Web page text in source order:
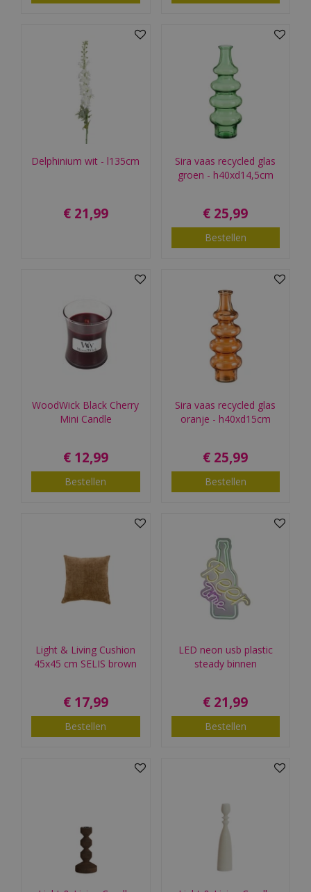
Delphinium wit - l135cm
€ 21,99
Sira vaas recycled glas
groen - h40xd14,5cm
€ 25,99
Bestellen
WoodWick Black Cherry
Mini Candle
€ 12,99
Bestellen
Sira vaas recycled glas
oranje - h40xd15cm
€ 25,99
Bestellen
Light & Living Cushion
45x45 cm SELIS brown
€ 17,99
Bestellen
LED neon usb plastic
steady binnen
€ 21,99
Bestellen